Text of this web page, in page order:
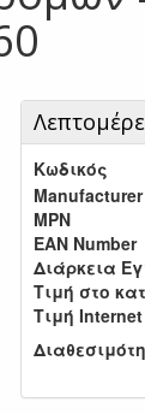
Κωδικός
Manufacturer
MPN
EAN Number
Διάρκεια
Τιμή στο
Τιμή